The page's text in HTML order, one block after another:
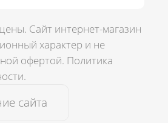
15
00
Сайт интернет-магазин
характер и не
офертой. Политика
сайта